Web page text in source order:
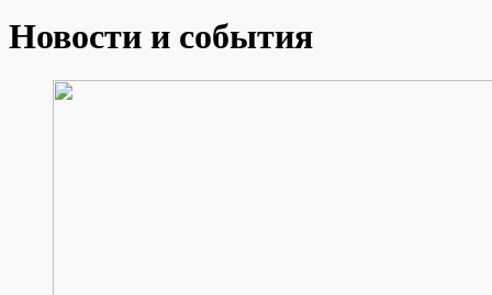
Новости и события